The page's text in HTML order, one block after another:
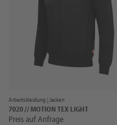
Arbeitskleidung |Jacken
7020 // MOTION TEX LIGHT
Preis auf Anfrage